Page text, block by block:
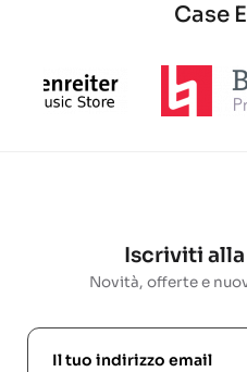
Case
Iscriviti
Novità, offerte e